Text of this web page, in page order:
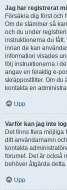
Jag har registrerat
Försäkra dig först och
Om de stämmer så
och du under
instruktionerna du
innan de kan
information visades
följ instruktionerna i
angav en felaktig e-
skräppostfilter. Om du
kontakta en
Upp
Varför kan jag inte
Det finns flera möjliga
ditt användarnamn
kontakta
forumet. Det är också
behöver åtgärda detta.
Upp